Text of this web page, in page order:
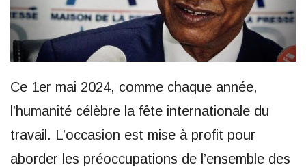
Ce 1er mai 2024, comme chaque année,
l’humanité célèbre la fête internationale du
travail. L’occasion est mise à profit pour
aborder les préoccupations de l’ensemble des